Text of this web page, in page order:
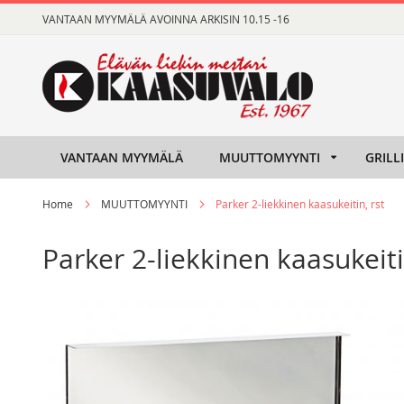
to
VANTAAN MYYMÄLÄ AVOINNA ARKISIN 10.15 -16
VANTAAN MYYMÄLÄ MUUTTOMYYNTI
Home MUUTTOMYYNTI Parker 2-liekkinen kaasukeitin, rst
Parker 2-liekkinen